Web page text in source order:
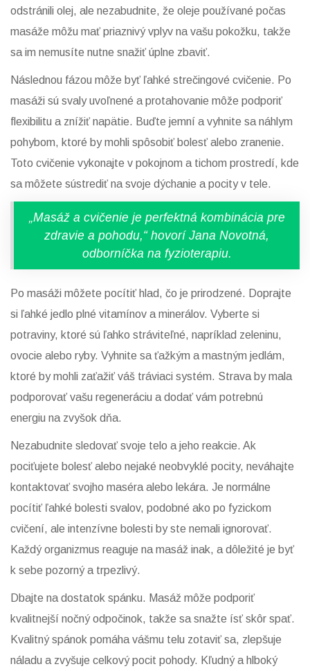
odstránili olej, ale nezabudnite, že oleje používané počas
masáže môžu mať priaznivý vplyv na vašu pokožku, takže
sa im nemusíte nutne snažiť úplne zbaviť.
Následnou fázou môže byť ľahké strečingové cvičenie. Po
masáži sú svaly uvoľnené a protahovanie môže podporiť
flexibilitu a znížiť napätie. Buďte jemní a vyhnite sa náhlym
pohybom, ktoré by mohli spôsobiť bolesť alebo zranenie.
Toto cvičenie vykonajte v pokojnom a tichom prostredí, kde
sa môžete sústrediť na svoje dýchanie a pocity v tele.
„Masáž a cvičenie je perfektná kombinácia pre
zdravie a pohodu,“ hovorí Jana Novotná,
odborníčka na fyzioterapiu.
Po masáži môžete pocítiť hlad, čo je prirodzené. Doprajte
si ľahké jedlo plné vitamínov a minerálov. Vyberte si
potraviny, ktoré sú ľahko stráviteľné, napríklad zeleninu,
ovocie alebo ryby. Vyhnite sa ťažkým a mastným jedlám,
ktoré by mohli zaťažiť váš tráviaci systém. Strava by mala
podporovať vašu regeneráciu a dodať vám potrebnú
energiu na zvyšok dňa.
Nezabudnite sledovať svoje telo a jeho reakcie. Ak
pociťujete bolesť alebo nejaké neobvyklé pocity, neváhajte
kontaktovať svojho maséra alebo lekára. Je normálne
pocítiť ľahké bolesti svalov, podobné ako po fyzickom
cvičení, ale intenzívne bolesti by ste nemali ignorovať.
Každý organizmus reaguje na masáž inak, a dôležité je byť
k sebe pozorný a trpezlivý.
Dbajte na dostatok spánku. Masáž môže podporiť
kvalitnejší nočný odpočinok, takže sa snažte ísť skôr spať.
Kvalitný spánok pomáha vášmu telu zotaviť sa, zlepšuje
náladu a zvyšuje celkový pocit pohody. Kľudný a hlboký